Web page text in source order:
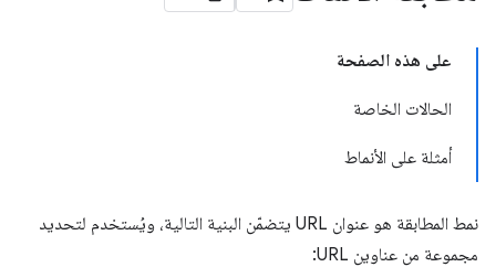
على هذه الصفحة
الحالات الخاصة
أمثلة على الأنماط
نمط المطابقة هو عنوان URL يتضمّن البنية التالية، ويُستخدم لتحديد
مجموعة من عناوين URL: